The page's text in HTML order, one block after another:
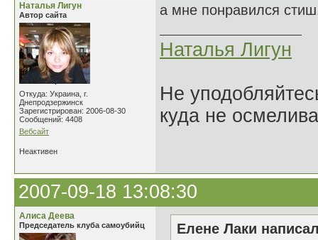
Наталья Лигун
Автор сайта
Откуда: Украина, г.
Днепродзержинск
Зарегистрирован: 2006-08-30
Сообщений: 4408
Вебсайт
а мне понравился
Наталья Лигун
Не
куда не
Неактивен
2007-09-18 13:08:30
Алиса Деева
Председатель клуба самоубийц
Елене Лаки